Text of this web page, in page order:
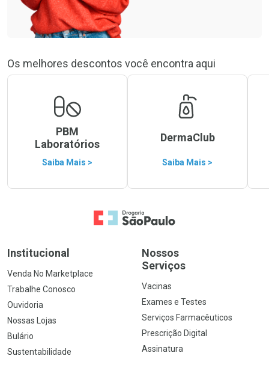
Os melhores descontos você encontra aqui
PBM
Laboratórios
Saiba Mais >
DermaClub
Saiba Mais >
Ir para a Home
Institucional
Venda No Marketplace
Trabalhe Conosco
Ouvidoria
Nossas Lojas
Bulário
Sustentabilidade
Nossos
Serviços
Vacinas
Exames e Testes
Serviços Farmacêuticos
Prescrição Digital
Assinatura